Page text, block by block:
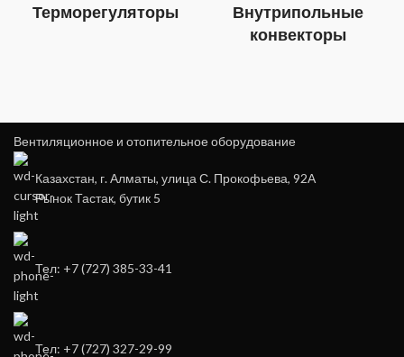
Терморегуляторы
Внутрипольные
конвекторы
Вентиляционное и отопительное оборудование
Казахстан, г. Алматы, улица С. Прокофьева, 92А
Рынок Тастак, бутик 5
Тел: +7 (727) 385-33-41
Тел: +7 (727) 327-29-99